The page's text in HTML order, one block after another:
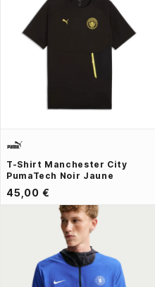
T-Shirt Manchester City
PumaTech Noir Jaune
45,00 €